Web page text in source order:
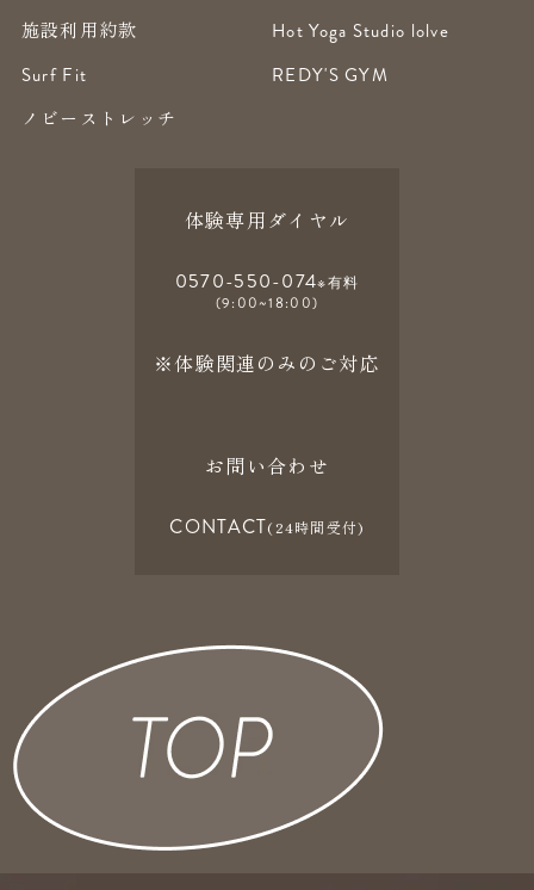
施設利用約款
Hot Yoga Studio lolve
Surf Fit
REDY'S GYM
ノビーストレッチ
体験専用ダイヤル
0570-550-074※有料
(9:00~18:00)
※体験関連のみのご対応
お問い合わせ
CONTACT(24時間受付)